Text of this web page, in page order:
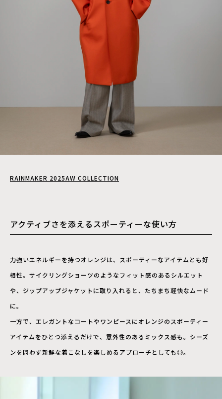
RAINMAKER 2025AW COLLECTION
アクティブさを添えるスポーティーな使い方
力強いエネルギーを持つオレンジは、スポーティーなアイテムとも好
相性。サイクリングショーツのようなフィット感のあるシルエット
や、ジップアップジャケットに取り入れると、たちまち軽快なムード
に。
一方で、エレガントなコートやワンピースにオレンジのスポーティー
アイテムをひとつ添えるだけで、意外性のあるミックス感も。シーズ
ンを問わず新鮮な着こなしを楽しめるアプローチとしても◎。